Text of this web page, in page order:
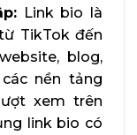
Link bio là
TikTok đến
blog,
nền tảng
xem trên
link bio có